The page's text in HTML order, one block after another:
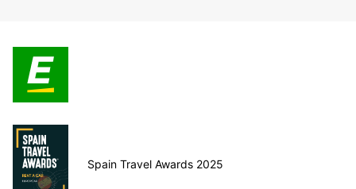
Spain Travel Awards 2025